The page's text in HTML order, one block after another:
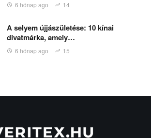
6 hónap ago 14
A selyem újjászületése: 10 kínai
divatmárka, amely…
6 hónap ago 15